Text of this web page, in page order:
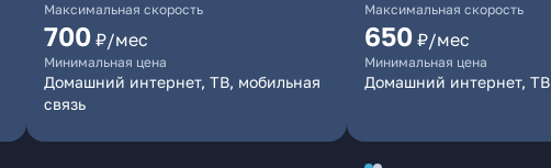
Максимальная скорость
700 ₽/мес
Минимальная цена
Домашний интернет, ТВ, мобильная
связь
Максимальная скорость
650 ₽/мес
Минимальная цена
Домашний интернет, ТВ